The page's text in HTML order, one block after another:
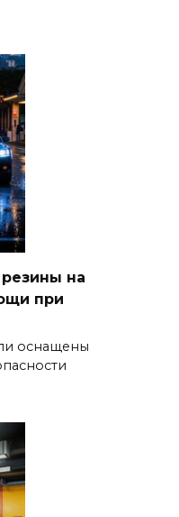
на
при
оснащены